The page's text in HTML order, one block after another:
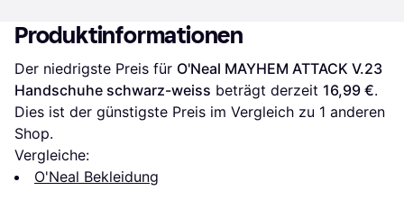
Produktinformationen
Der niedrigste Preis für O'Neal MAYHEM ATTACK V.23
Handschuhe schwarz-weiss beträgt derzeit 16,99 €.
Dies ist der günstigste Preis im Vergleich zu 1 anderen
Shop.
Vergleiche:
O'Neal Bekleidung